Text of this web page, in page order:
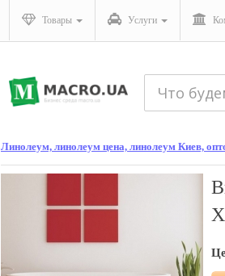
Товары Услуги
Линолеум, линолеум цена, линолеум Киев,